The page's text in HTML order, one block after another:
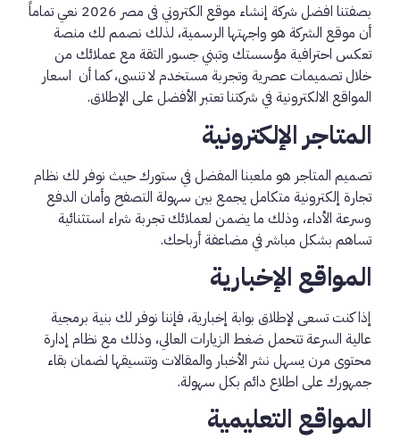
بصفتنا افضل شركة إنشاء موقع الكتروني فى مصر 2026 نعي تماماً
أن موقع الشركة هو واجهتها الرسمية، لذلك نصمم لك منصة
تعكس احترافية مؤسستك وتبني جسور الثقة مع عملائك من
خلال تصميمات عصرية وتجربة مستخدم لا تنسى، كما أن اسعار
المواقع الالكترونية في شركتنا تعتبر الأفضل على الإطلاق.
المتاجر الإلكترونية
تصميم المتاجر هو ملعبنا المفضل في ستورك حيث نوفر لك نظام
تجارة إلكترونية متكامل يجمع بين سهولة التصفح وأمان الدفع
وسرعة الأداء، وذلك ما يضمن لعملائك تجربة شراء استثنائية
تساهم بشكل مباشر في مضاعفة أرباحك.
المواقع الإخبارية
إذا كنت تسعى لإطلاق بوابة إخبارية، فإننا نوفر لك بنية برمجية
عالية السرعة تتحمل ضغط الزيارات العالي، وذلك مع نظام إدارة
محتوى مرن يسهل نشر الأخبار والمقالات وتنسيقها لضمان بقاء
جمهورك على اطلاع دائم بكل سهولة.
المواقع التعليمية